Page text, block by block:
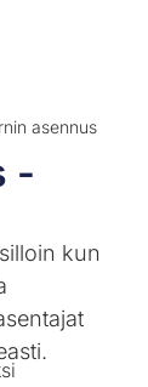
asennus
-
kun